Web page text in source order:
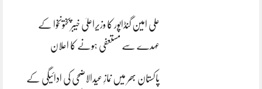
علی امین گنڈاپور کا وزیراعلیٰ خیبرپختونخوا کے
عہدے سے مستعفی ہونے کا اعلان
پاکستان بھر میں نمازِ عیدالاضحی کی ادائیگی کے